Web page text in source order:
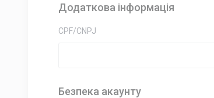
Додаткова інформація
CPF/CNPJ
Безпека акаунту